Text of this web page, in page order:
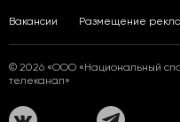
Вакансии Размещение
© 2026 «ООО «Национальный
телеканал»